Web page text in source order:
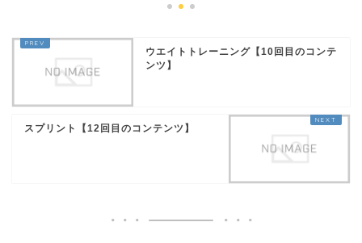
ウエイトトレーニング【10回目のコンテ
ンツ】
スプリント【12回目のコンテンツ】